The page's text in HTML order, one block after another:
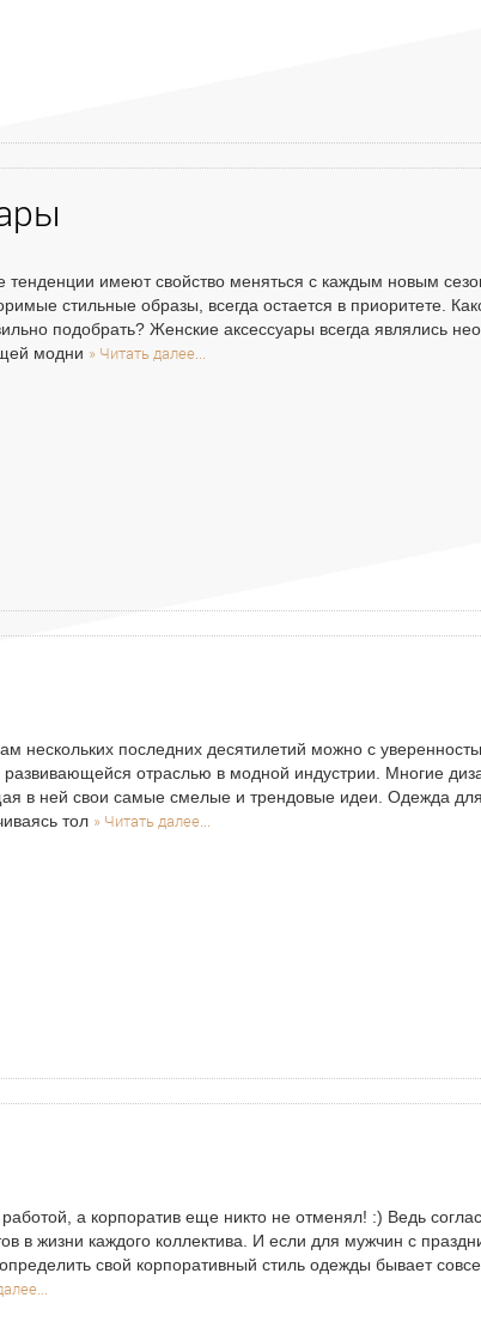
имеют свойство меняться с каждым новым
стильные образы, всегда остается в приоритете.
подобрать? Женские аксессуары всегда являлись
модни » Читать далее...
нескольких последних десятилетий можно с
отраслью в модной индустрии. Многие
в ней свои самые смелые и трендовые идеи. Одежда для
тол » Читать далее...
а корпоратив еще никто не отменял! :) Ведь
в жизни каждого коллектива. И если для мужчин с
свой корпоративный стиль одежды бывает